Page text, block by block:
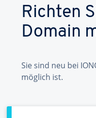
Richten
Domain
Sie sind neu bei
möglich ist.